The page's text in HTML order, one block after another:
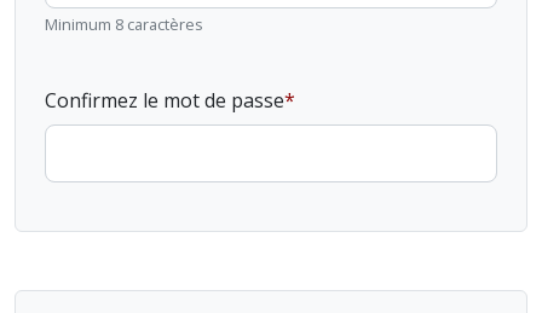
Minimum 8 caractères
Confirmez le mot de passe